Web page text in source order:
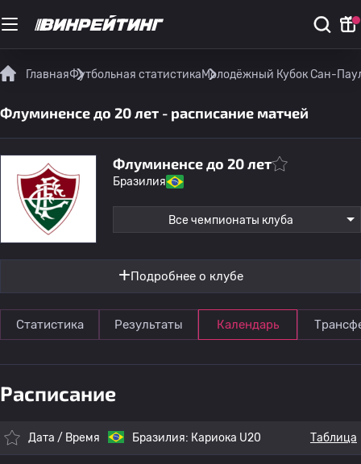
ГлавнаяФутбольная статистикаМолодёжный Кубок Сан-
Флуминенсе до 20 лет - расписание матчей
Флуминенсе до 20 лет
Бразилия
Все чемпионаты клуба
Подробнее о клубе
Статистика Результаты Календарь
Расписание
Дата / Время Бразилия: Кариока U20 Таблица